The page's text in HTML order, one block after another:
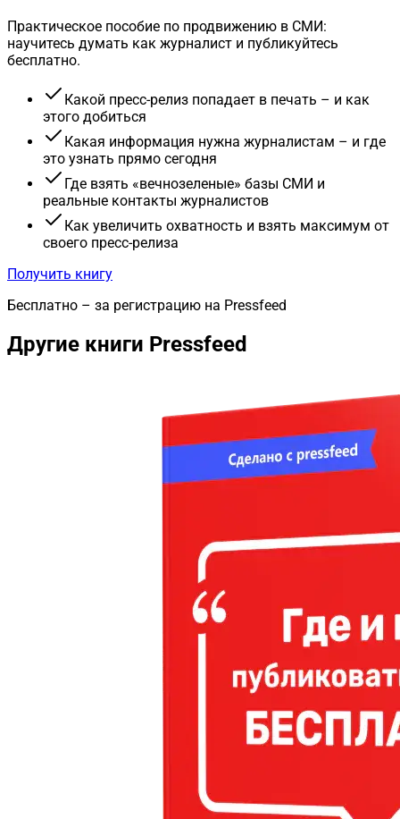
Практическое пособие по продвижению в СМИ:
научитесь думать как журналист и публикуйтесь
бесплатно.
Какой пресс-релиз попадает в печать – и как
этого добиться
Какая информация нужна журналистам – и где
это узнать прямо сегодня
Где взять «вечнозеленые» базы СМИ и
реальные контакты журналистов
Как увеличить охватность и взять максимум от
своего пресс-релиза
Получить книгу
Бесплатно – за регистрацию на Pressfeed
Другие книги Pressfeed